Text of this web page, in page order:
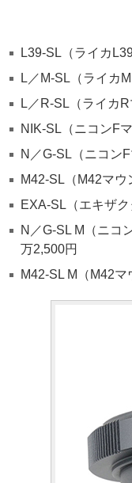
L39-SL（ライカ
L／M-SL（ライカ
L／R-SL（ライカ
NIK-SL（ニコンF
N／G-SL（ニコン
M42-SL（M42マ
EXA-SL（エキザ
N／G-SL M（ニコ
万2,500円
M42-SL M（M42